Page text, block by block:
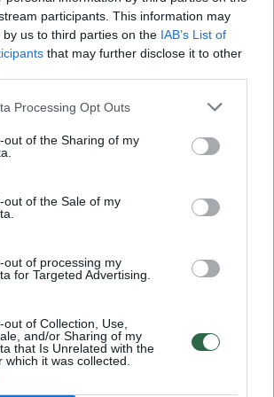
participants. This information may
us to third parties on the IAB’s List of
that may further disclose it to other
Processing Opt Outs
out of the Sharing of my
out of the Sale of my
out of processing my
for Targeted Advertising.
of Collection, Use,
and/or Sharing of my
that Is Unrelated with the
which it was collected.
00:00:30
avarijos Vilniaus r.: dviejų moterų ir
nepavyko
nusimato karštas: temperatūra kils iki
00:15:54
laiko bandymu įsitvirtinti
jis yra neteisus